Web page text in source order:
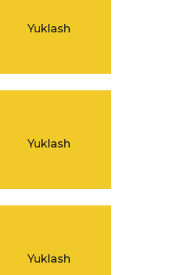
Yuklash
Yuklash
Yuklash